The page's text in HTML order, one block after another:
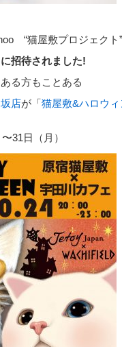
“猫屋敷プロジェクト”
招待されました!
る方もことある
店が「 猫屋敷&ハロウィ
31日（月）